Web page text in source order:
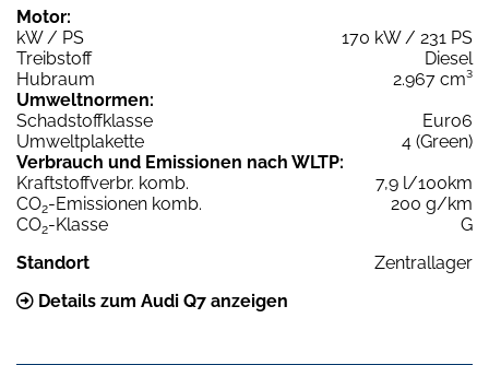
Motor:
kW / PS
170 kW / 231 PS
Treibstoff
Diesel
Hubraum
2.967 cm³
Umweltnormen:
Schadstoffklasse
Euro6
Umweltplakette
4 (Green)
Verbrauch und Emissionen nach WLTP:
Kraftstoffverbr. komb.
7,9 l/100km
CO2-Emissionen komb.
200 g/km
CO2-Klasse
G
Standort
Zentrallager
Details zum Audi Q7 anzeigen